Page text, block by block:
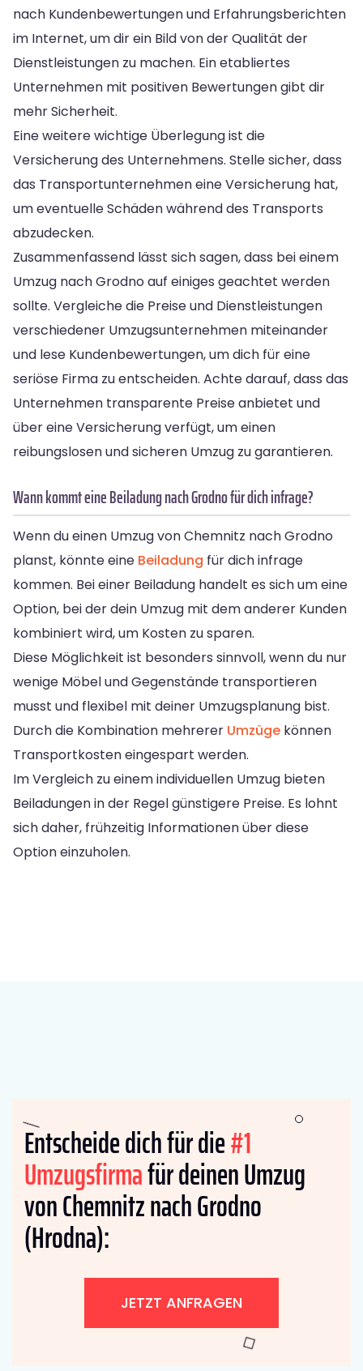
nach Kundenbewertungen und Erfahrungsberichten
im Internet, um dir ein Bild von der Qualität der
Dienstleistungen zu machen. Ein etabliertes
Unternehmen mit positiven Bewertungen gibt dir
mehr Sicherheit.
Eine weitere wichtige Überlegung ist die
Versicherung des Unternehmens. Stelle sicher, dass
das Transportunternehmen eine Versicherung hat,
um eventuelle Schäden während des Transports
abzudecken.
Zusammenfassend lässt sich sagen, dass bei einem
Umzug nach Grodno auf einiges geachtet werden
sollte. Vergleiche die Preise und Dienstleistungen
verschiedener Umzugsunternehmen miteinander
und lese Kundenbewertungen, um dich für eine
seriöse Firma zu entscheiden. Achte darauf, dass das
Unternehmen transparente Preise anbietet und
über eine Versicherung verfügt, um einen
reibungslosen und sicheren Umzug zu garantieren.
Wann kommt eine Beiladung nach Grodno für dich infrage?
Wenn du einen Umzug von Chemnitz nach Grodno
planst, könnte eine Beiladung für dich infrage
kommen. Bei einer Beiladung handelt es sich um eine
Option, bei der dein Umzug mit dem anderer Kunden
kombiniert wird, um Kosten zu sparen.
Diese Möglichkeit ist besonders sinnvoll, wenn du nur
wenige Möbel und Gegenstände transportieren
musst und flexibel mit deiner Umzugsplanung bist.
Durch die Kombination mehrerer Umzüge können
Transportkosten eingespart werden.
Im Vergleich zu einem individuellen Umzug bieten
Beiladungen in der Regel günstigere Preise. Es lohnt
sich daher, frühzeitig Informationen über diese
Option einzuholen.
Entscheide dich für die#1
Umzugsfirmafür deinen Umzug
von Chemnitz nach Grodno
(Hrodna):
JETZT ANFRAGEN